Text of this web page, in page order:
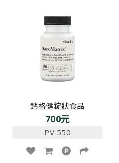
鈣格健錠狀食品
700元
PV 550